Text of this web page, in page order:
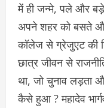
में ही जन्मे, पले और
अपने शहर को बसते
कॉलेज से ग्रेजुएट की
छात्र जीवन से
था, जो चुनाव लड़ता
कैसे हुआ ? महादेव